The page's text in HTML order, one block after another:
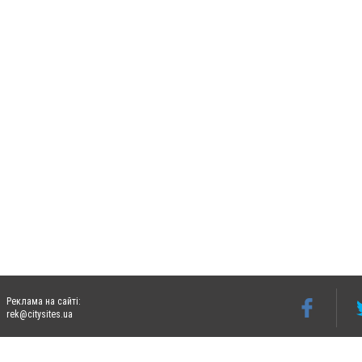
Реклама на сайті:
rek@citysites.ua